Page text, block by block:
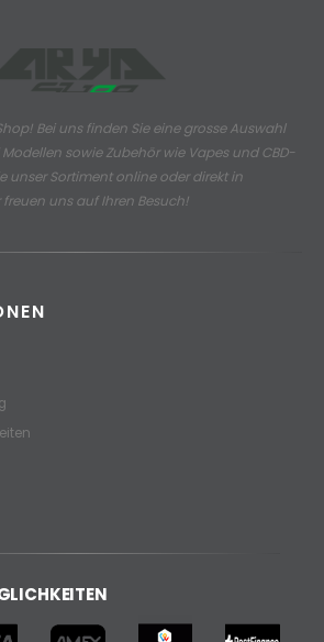
Bei uns finden Sie eine grosse Auswahl
sowie Zubehör wie Vapes und CBD-
unser Sortiment online oder direkt in
uns auf Ihren Besuch!